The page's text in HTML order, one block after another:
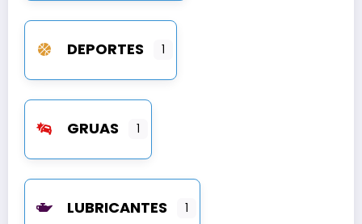
DEPORTES 1
GRUAS 1
LUBRICANTES 1